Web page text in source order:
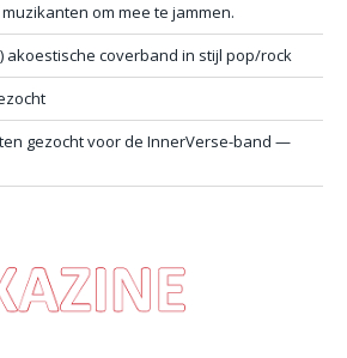
om mee te jammen.
akoestische coverband in stijl pop/rock
gezocht voor de InnerVerse-band —